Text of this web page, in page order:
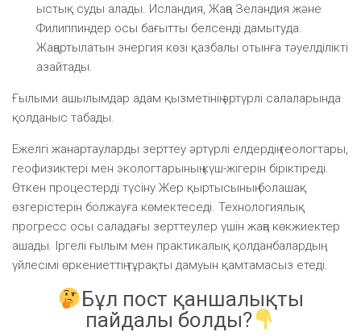
ыстық суды алады. Исландия, Жаңа Зеландия және
Филиппиндер осы бағытты белсенді дамытуда.
Жаңартылатын энергия көзі қазбалы отынға тәуелділікті
азайтады.
Ғылыми ашылымдар адам қызметінің әртүрлі салаларында
қолданыс табады.
Ежелгі жанартауларды зерттеу әртүрлі елдердің геологтары,
геофизиктері мен экологтарының күш-жігерін біріктіреді.
Өткен процестерді түсіну Жер қыртысының болашақ
өзгерістерін болжауға көмектеседі. Технологиялық
прогресс осы саладағы зерттеулер үшін жаңа көкжиектер
ашады. Іргелі ғылым мен практикалық қолданбалардың
үйлесімі өркениеттің тұрақты дамуын қамтамасыз етеді.
Бұл пост қаншалықты
пайдалы болды?